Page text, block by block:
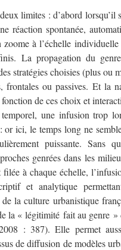
limites : d’abord lorsqu’il
réaction spontanée,
zoome à l’échelle
La propagation du
stratégies choisies (plus ou
frontales ou passives. Et la
de ces choix et
une infusion trop
or ici, le temps long ne
puissante. Sans
genrées dans les
à chaque échelle,
et analytique
la culture urbanistique
la « légitimité fait au genre »
: 387). Elle permet
de diffusion de modèles